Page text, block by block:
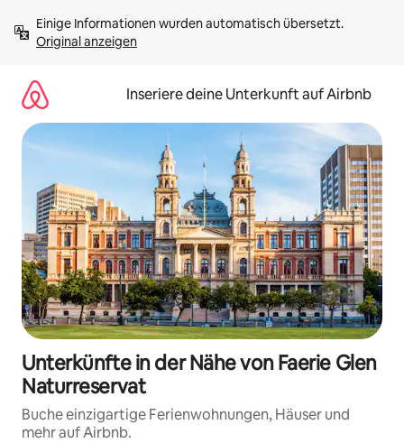
Inhalten
springenOriginal anzeigen
Inseriere deine Unterkunft auf Airbnb
Unterkünfte in der Nähe von Faerie Glen
Naturreservat
Buche einzigartige Ferienwohnungen, Häuser und
mehr auf Airbnb.